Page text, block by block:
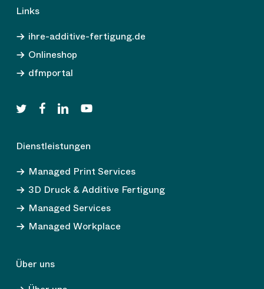
Links
ihre-additive-fertigung.de
Onlineshop
dfmportal
twitterfacebooklinkedinyoutube
Dienstleistungen
Managed Print Services
3D Druck & Additive Fertigung
Managed Services
Managed Workplace
Über uns